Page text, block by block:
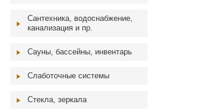
Сантехника, водоснабжение,
канализация и пр.
Сауны, бассейны, инвентарь
Слаботочные системы
Стекла, зеркала